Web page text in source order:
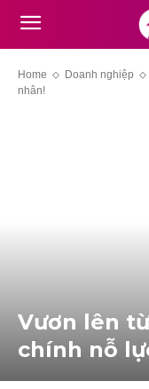
Home Doanh nghiệp
nhân!
Vươn lên
chính nỗ